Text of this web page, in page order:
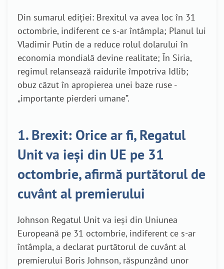
Din sumarul ediției: Brexitul va avea loc în 31
octombrie, indiferent ce s-ar întâmpla; Planul lui
Vladimir Putin de a reduce rolul dolarului în
economia mondială devine realitate; În Siria,
regimul relansează raidurile împotriva Idlib;
obuz căzut în apropierea unei baze ruse -
„importante pierderi umane”.
1. Brexit: Orice ar fi, Regatul
Unit va ieşi din UE pe 31
octombrie, afirmă purtătorul de
cuvânt al premierului
Johnson Regatul Unit va ieşi din Uniunea
Europeană pe 31 octombrie, indiferent ce s-ar
întâmpla, a declarat purtătorul de cuvânt al
premierului Boris Johnson, răspunzând unor